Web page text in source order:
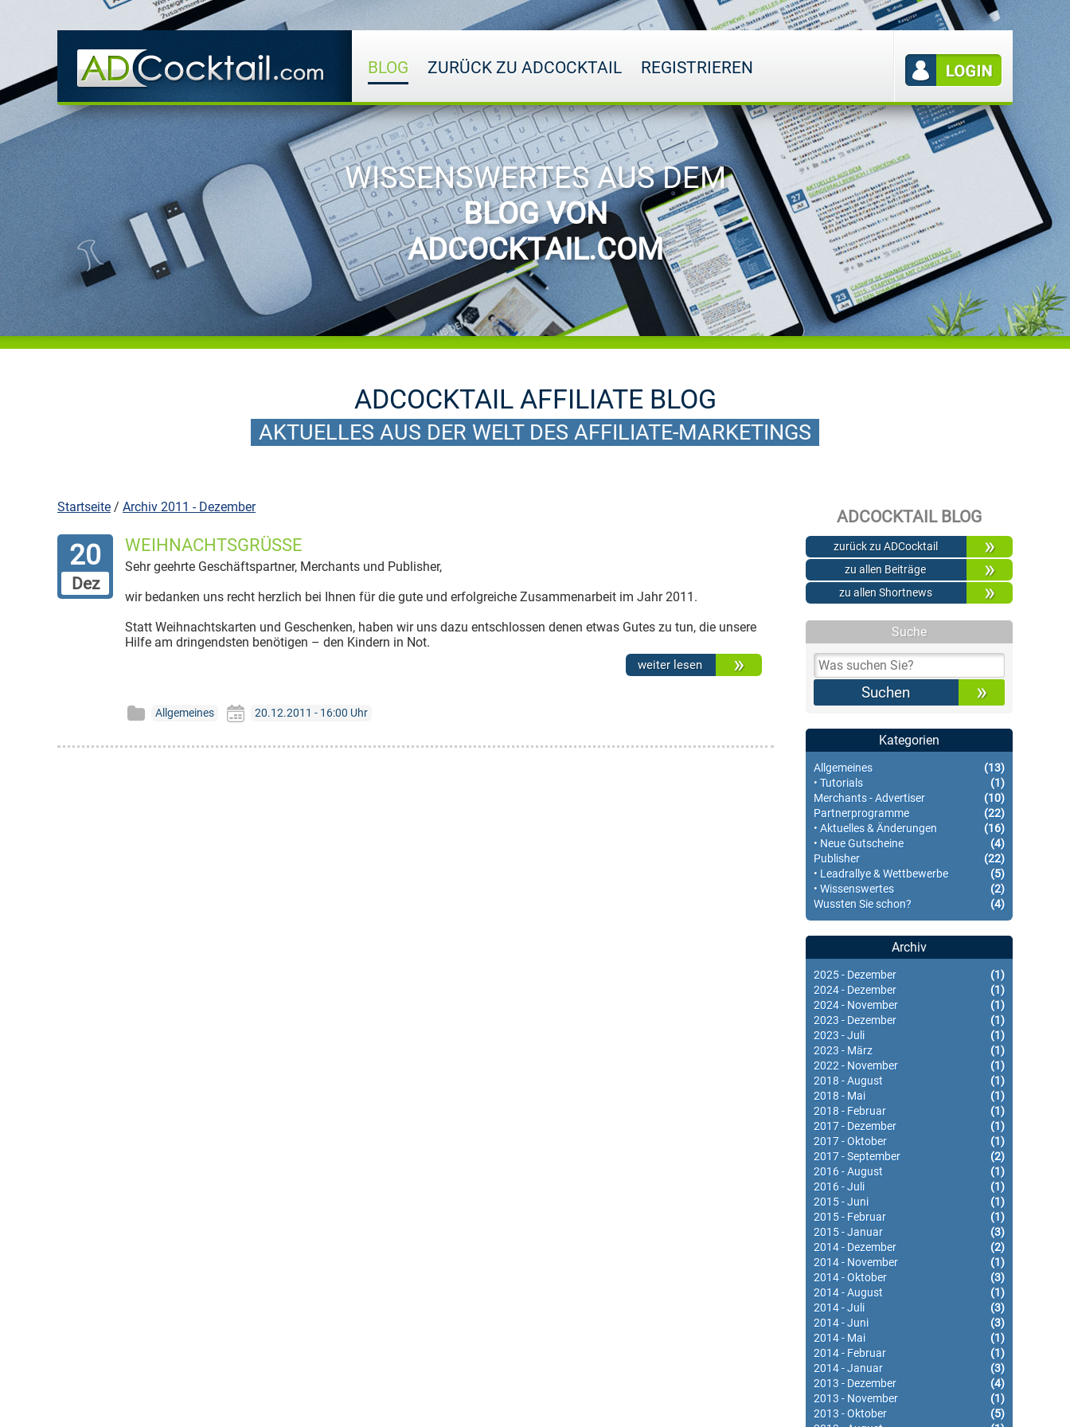
WISSENSWERTES AUS DEM
BLOG VON
ADCOCKTAIL.COM
BLOG ZURÜCK ZU ADCOCKTAIL REGISTRIEREN
ADCOCKTAIL AFFILIATE BLOG
AKTUELLES AUS DER WELT DES AFFILIATE-MARKETINGS
Startseite / Archiv 2011 - Dezember
20
Dez
WEIHNACHTSGRÜSSE
Sehr geehrte Geschäftspartner, Merchants und Publisher,
wir bedanken uns recht herzlich bei Ihnen für die gute und erfolgreiche Zusammenarbeit im Jahr 2011.
Statt Weihnachtskarten und Geschenken, haben wir uns dazu entschlossen denen etwas Gutes zu tun, die unsere
Hilfe am dringendsten benötigen – den Kindern in Not.
weiter lesen
Allgemeines 20.12.2011 - 16:00 Uhr
ADCOCKTAIL BLOG
zurück zu ADCocktail
zu allen Beiträge
zu allen Shortnews
Suche
Kategorien
Allgemeines
(13)
• Tutorials
(1)
Merchants - Advertiser
(10)
Partnerprogramme
(22)
• Aktuelles & Änderungen
(16)
• Neue Gutscheine
(4)
Publisher
(22)
• Leadrallye & Wettbewerbe
(5)
• Wissenswertes
(2)
Wussten Sie schon?
(4)
Archiv
2025 - Dezember
(1)
2024 - Dezember
(1)
2024 - November
(1)
2023 - Dezember
(1)
2023 - Juli
(1)
2023 - März
(1)
2022 - November
(1)
2018 - August
(1)
2018 - Mai
(1)
2018 - Februar
(1)
2017 - Dezember
(1)
2017 - Oktober
(1)
2017 - September
(2)
2016 - August
(1)
2016 - Juli
(1)
2015 - Juni
(1)
2015 - Februar
(1)
2015 - Januar
(3)
2014 - Dezember
(2)
2014 - November
(1)
2014 - Oktober
(3)
2014 - August
(1)
2014 - Juli
(3)
2014 - Juni
(3)
2014 - Mai
(1)
2014 - Februar
(1)
2014 - Januar
(3)
2013 - Dezember
(4)
2013 - November
(1)
2013 - Oktober
(5)